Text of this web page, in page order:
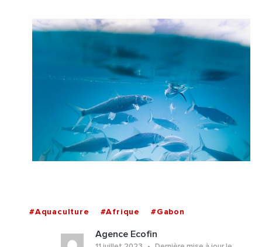
#Aquaculture #Afrique #Gabon
Agence Ecofin